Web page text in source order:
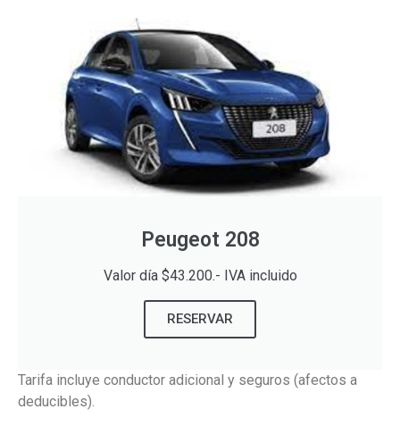
Peugeot 208
Valor día $43.200.- IVA incluido
RESERVAR
Tarifa incluye conductor adicional y seguros (afectos a
deducibles).